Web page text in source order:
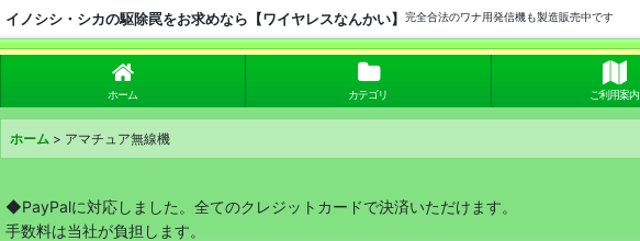
イノシシ・シカの駆除罠をお求めなら【ワイヤレスなんかい】 完全合法のワナ用発信機も製造販売中です
ホーム カテゴリ ご利用案内
ホーム > アマチュア無線機
◆PayPalに対応しました。全てのクレジットカードで決済いただけます。
手数料は当社が負担します。